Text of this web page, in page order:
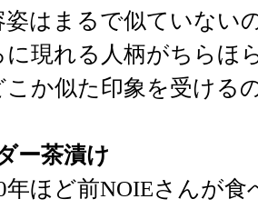
姿はまるで似ていない
に現れる人柄がちらほ
こか似た印象を受ける
ー茶漬け
年ほど前NOIEさんが